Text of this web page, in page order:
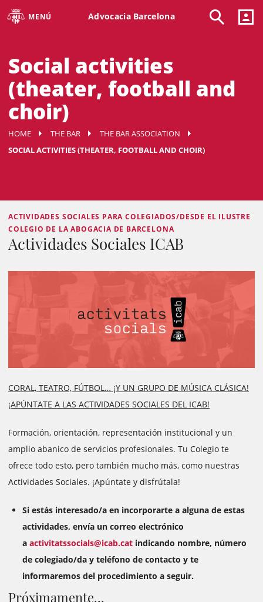
MENÚ Advocacia Barcelona
Social activities
(theater, football and
choir)
HOME THE BAR
THE BAR ASSOCIATION
SOCIAL ACTIVITIES (THEATER, FOOTBALL AND CHOIR)
ACTIVIDADES SOCIALES PARA COLEGIADOS/DESDE EL ILUSTRE
COLEGIO DE LA ABOGACIA DE BARCELONA
Actividades Sociales ICAB
CORAL, TEATRO, FÚTBOL… ¡Y UN GRUPO DE MÚSICA CLÁSICA!
¡APÚNTATE A LAS ACTIVIDADES SOCIALES DEL ICAB!
Formación, orientación, representación institucional y un
amplio abanico de servicios profesionales. Tu Colegio te
ofrece todo esto, pero también mucho más, como nuestras
Actividades Sociales. ¡Apúntate y disfrútala!
Si estás interesado/a en incorporarte a alguna de estas
actividades, envía un correo electrónico
a activitatssocials@icab.cat indicando nombre, número
de colegiado/da y teléfono de contacto y te
informaremos del procedimiento a seguir.
Próximamente...